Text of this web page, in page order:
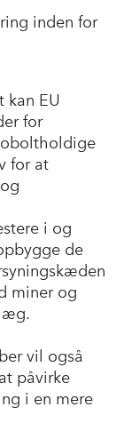
inden for
kan EU
for
for at
i og
de
miner og
vil også
påvirke
i en mere